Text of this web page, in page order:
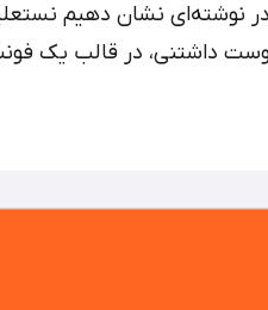
نوشته‌ای نشان دهیم
داشتنی، در قالب یک